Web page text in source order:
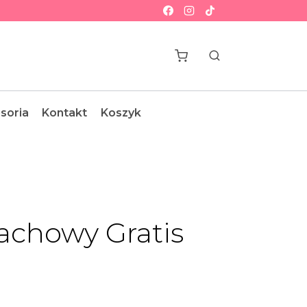
Kontakt Koszyk
Gratis